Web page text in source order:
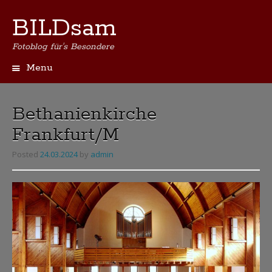
BILDsam
Fotoblog für's Besondere
Menu
Bethanienkirche
Frankfurt/M
Posted 24.03.2024 by admin